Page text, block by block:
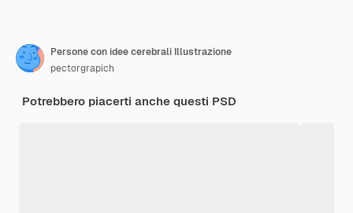
Persone con idee cerebrali Illustrazione
pectorgrapich
Potrebbero piacerti anche questi PSD